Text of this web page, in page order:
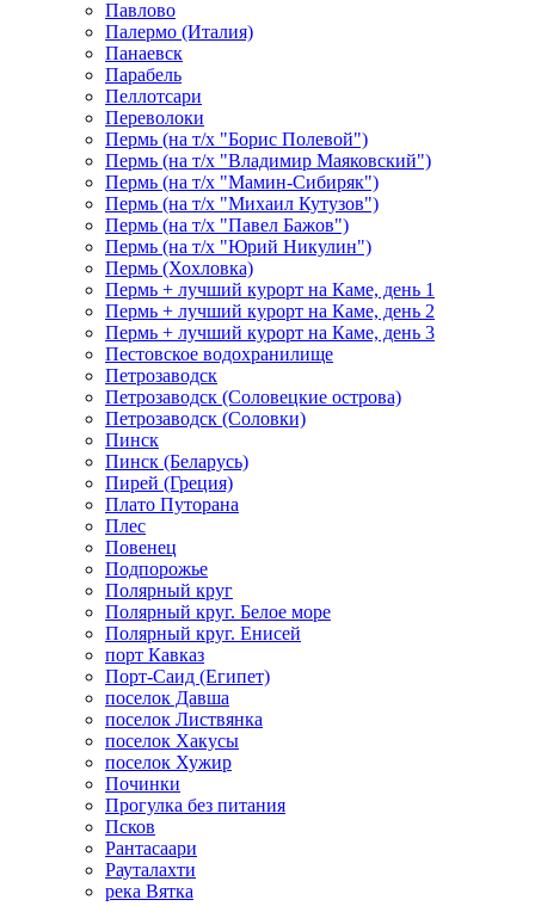
Павлово
Палермо (Италия)
Панаевск
Парабель
Пеллотсари
Переволоки
Пермь (на т/х "Борис Полевой")
Пермь (на т/х "Владимир Маяковский")
Пермь (на т/х "Мамин-Сибиряк")
Пермь (на т/х "Михаил Кутузов")
Пермь (на т/х "Павел Бажов")
Пермь (на т/х "Юрий Никулин")
Пермь (Хохловка)
Пермь + лучший курорт на Каме, день 1
Пермь + лучший курорт на Каме, день 2
Пермь + лучший курорт на Каме, день 3
Пестовское водохранилище
Петрозаводск
Петрозаводск (Соловецкие острова)
Петрозаводск (Соловки)
Пинск
Пинск (Беларусь)
Пирей (Греция)
Плато Путорана
Плес
Повенец
Подпорожье
Полярный круг
Полярный круг. Белое море
Полярный круг. Енисей
порт Кавказ
Порт-Саид (Египет)
поселок Давша
поселок Листвянка
поселок Хакусы
поселок Хужир
Починки
Прогулка без питания
Псков
Рантасаари
Рауталахти
река Вятка